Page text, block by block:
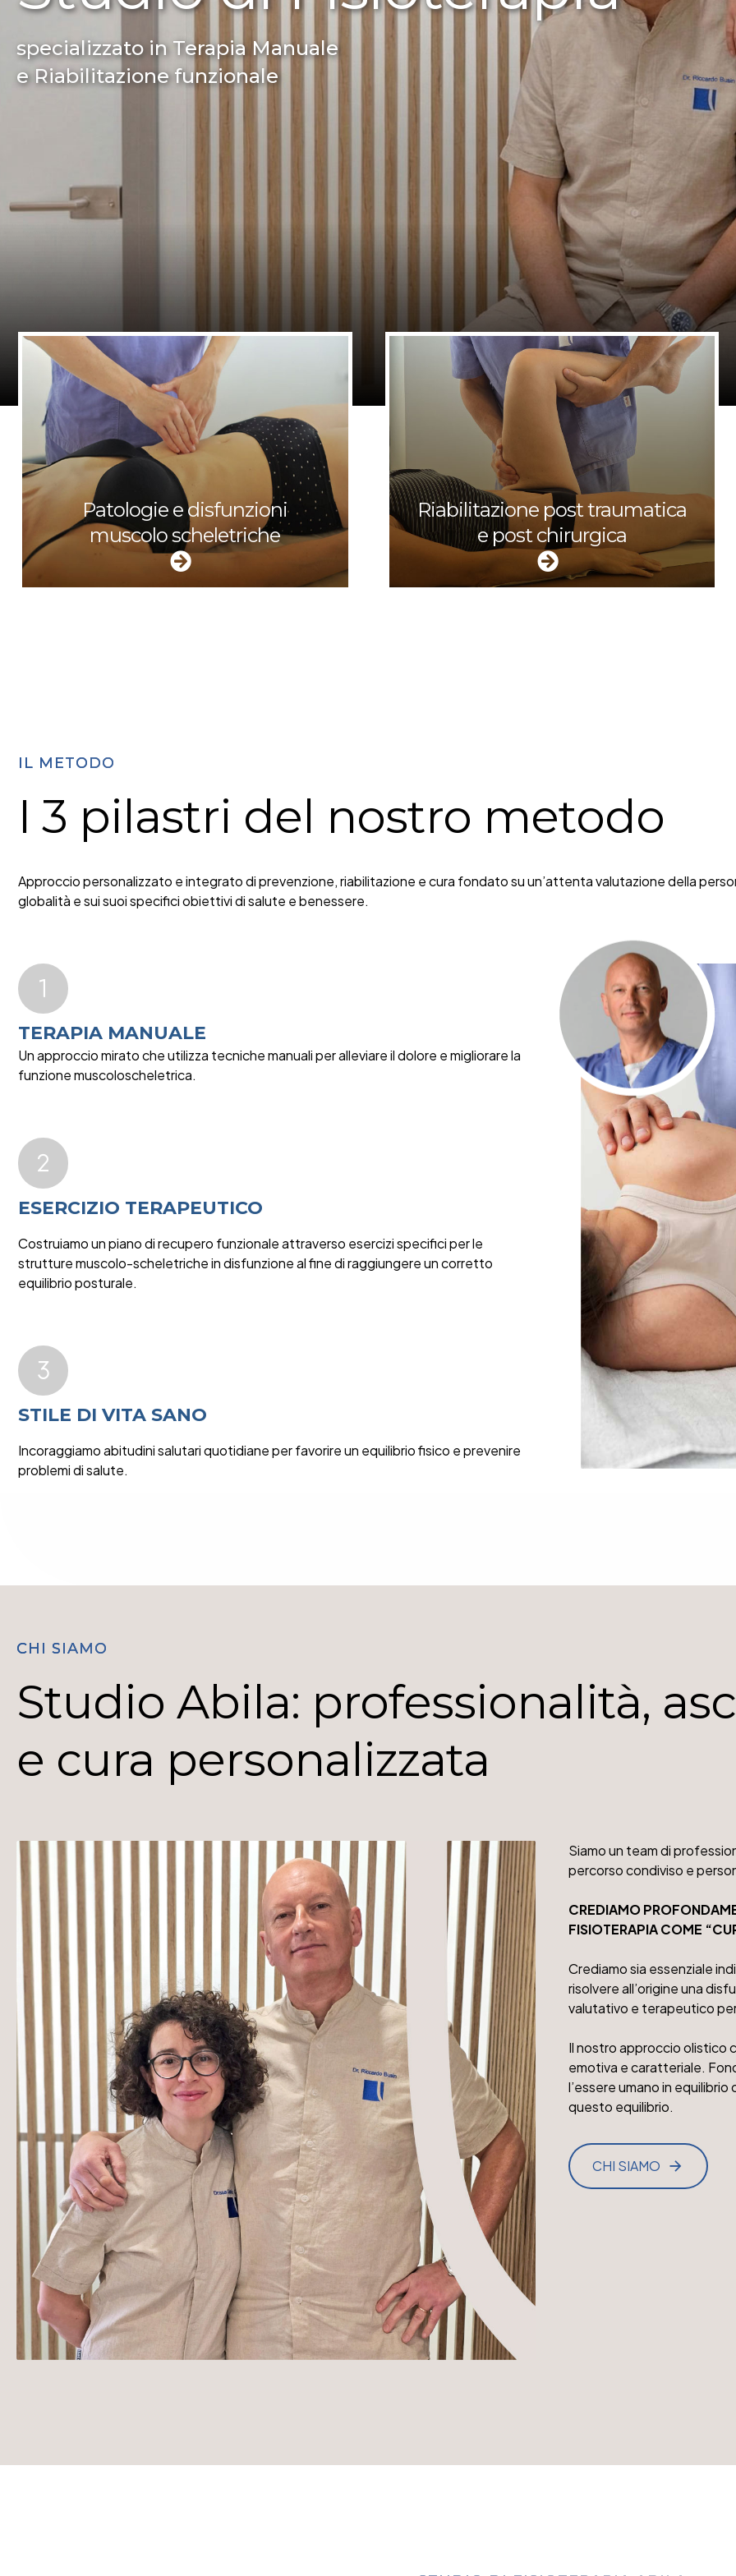
specializzato in Terapia Manuale
e Riabilitazione funzionale
Patologie e disfunzioni
muscolo scheletriche
Riabilitazione post traumatica
e post chirurgica
IL METODO
I 3 pilastri del nostro metodo
Approccio personalizzato e integrato di prevenzione, riabilitazione e cura fondato su un’attenta valutazione della
globalità e sui suoi specifici obiettivi di salute e benessere.
TERAPIA MANUALE
Un approccio mirato che utilizza tecniche manuali per alleviare il dolore e migliorare la
funzione muscoloscheletrica.
ESERCIZIO TERAPEUTICO
Costruiamo un piano di recupero funzionale attraverso esercizi specifici per le
strutture muscolo-scheletriche in disfunzione al fine di raggiungere un corretto
equilibrio posturale.
STILE DI VITA SANO
Incoraggiamo abitudini salutari quotidiane per favorire un equilibrio fisico e prevenire
problemi di salute.
CHI SIAMO
Studio Abila: professionalità,
e cura personalizzata
Siamo un team di
percorso condiviso e
CREDIAMO
FISIOTERAPIA COME
Crediamo sia essenziale
risolvere all’origine una
valutativo e terapeutico
Il nostro approccio olistico
emotiva e caratteriale.
l’essere umano in
questo equilibrio.
CHI SIAMO